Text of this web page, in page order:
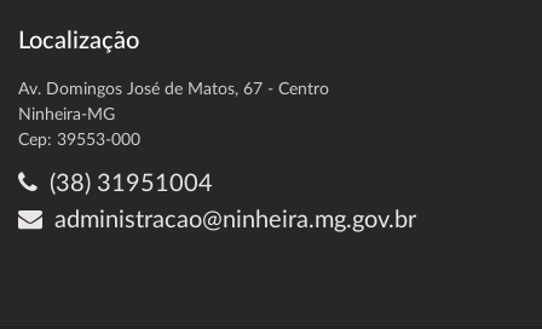
Localização
Av. Domingos José de Matos, 67 - Centro
Ninheira-MG
Cep: 39553-000
(38) 31951004
administracao@ninheira.mg.gov.br